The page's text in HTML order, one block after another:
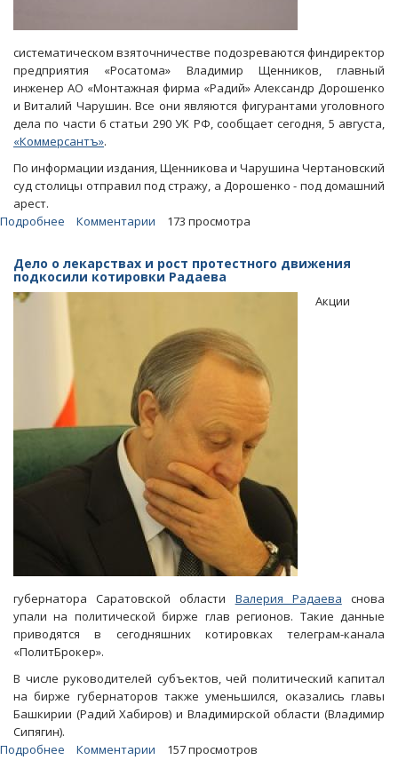
систематическом взяточничестве подозреваются финдиректор
предприятия «Росатома» Владимир Щенников, главный
инженер АО «Монтажная фирма «Радий» Александр Дорошенко
и Виталий Чарушин. Все они являются фигурантами уголовного
дела по части 6 статьи 290 УК РФ, сообщает сегодня, 5 августа,
«Коммерсантъ».
По информации издания, Щенникова и Чарушина Чертановский
суд столицы отправил под стражу, а Дорошенко - под домашний
арест.
Подробнее
«Росатома»
и
серийном
взяточничестве
Комментарии 173 просмотра
Дело о лекарствах и рост протестного движения
подкосили котировки Радаева
Акции
губернатора Саратовской области Валерия Радаева снова
упали на политической бирже глав регионов. Такие данные
приводятся в сегодняшних котировках телеграм-канала
«ПолитБрокер».
В числе руководителей субъектов, чей политический капитал
на бирже губернаторов также уменьшился, оказались главы
Башкирии (Радий Хабиров) и Владимирской области (Владимир
Сипягин).
Подробнее
Комментарии 157 просмотров